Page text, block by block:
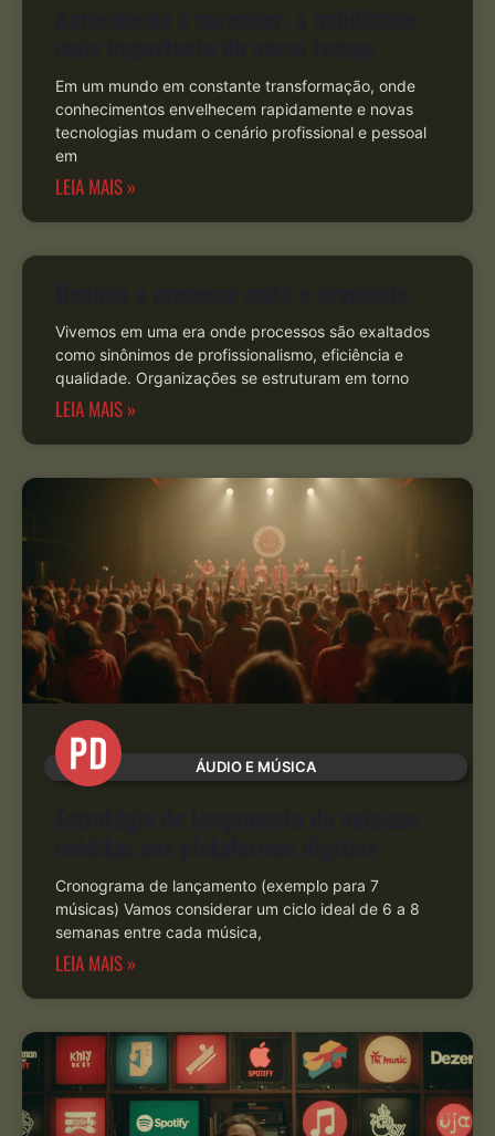
Em um mundo em constante transformação, onde
conhecimentos envelhecem rapidamente e novas
tecnologias mudam o cenário profissional e pessoal
em
LEIA MAIS »
Vivemos em uma era onde processos são exaltados
como sinônimos de profissionalismo, eficiência e
qualidade. Organizações se estruturam em torno
LEIA MAIS »
ÁUDIO E MÚSICA
Cronograma de lançamento (exemplo para 7
músicas) Vamos considerar um ciclo ideal de 6 a 8
semanas entre cada música,
LEIA MAIS »